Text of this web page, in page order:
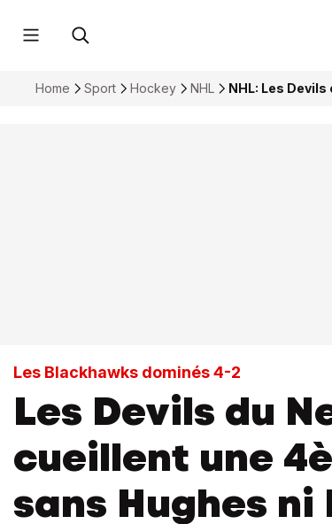
Home Sport Hockey NHL NHL: Les
Les Blackhawks dominés 4-2
Les Devils du
cueillent une
sans Hughes